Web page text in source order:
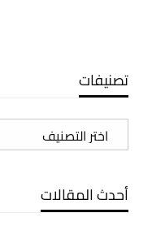
تصنيفات
تصنيفات
أحدث المقالات